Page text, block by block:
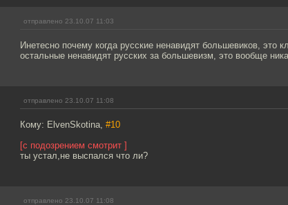
отправлено 23.10.07 11:03
Инетесно почему когда русские ненавидят большевиков, это
остальные ненавидят русских за большевизм, это вообще
отправлено 23.10.07 11:08
Кому: ElvenSkotina, #10
[с подозрением смотрит ]
ты устал,не выспался что ли?
отправлено 23.10.07 11:08